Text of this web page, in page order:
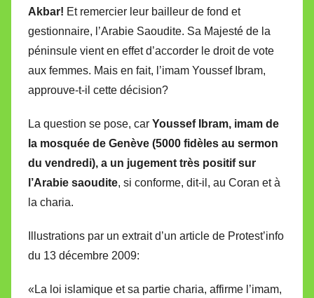
i
r
e
i
l
e
V
a
l
t
Akbar! Et remercier leur bailleur de fond et
gestionnaire, l’Arabie Saoudite. Sa Majesté de la
péninsule vient en effet d’accorder le droit de vote
aux femmes. Mais en fait, l’imam Youssef Ibram,
approuve-t-il cette décision?
La question se pose, car Youssef Ibram, imam de
la mosquée de Genève (5000 fidèles au sermon
du vendredi), a un jugement très positif sur
l’Arabie saoudite, si conforme, dit-il, au Coran et à
la charia.
Illustrations par un extrait d’un article de Protest’info
du 13 décembre 2009:
«La loi islamique et sa partie charia, affirme l’imam,